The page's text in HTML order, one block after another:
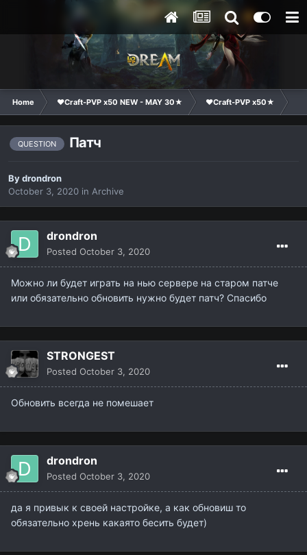
Home ❤Craft-PVP x50 NEW - MAY 30★ ❤Craft-PVP x50★
QUESTION Патч
Bydrondron
October 3, 2020 in Archive
drondron
Posted October 3, 2020
Можно ли будет играть на нью сервере на старом патче
или обязательно обновить нужно будет патч? Спасибо
STRONGEST
Posted October 3, 2020
Обновить всегда не помешает
drondron
Posted October 3, 2020
да я привык к своей настройке, а как обновиш то
обязательно хрень какаято бесить будет)